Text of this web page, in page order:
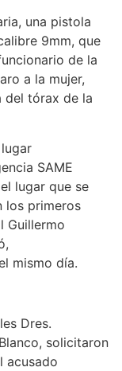
una pistola
9mm, que
de la
a la mujer,
del tórax de la
SAME
lugar que se
los primeros
Guillermo
mismo día.
Dres.
solicitaron
acusado